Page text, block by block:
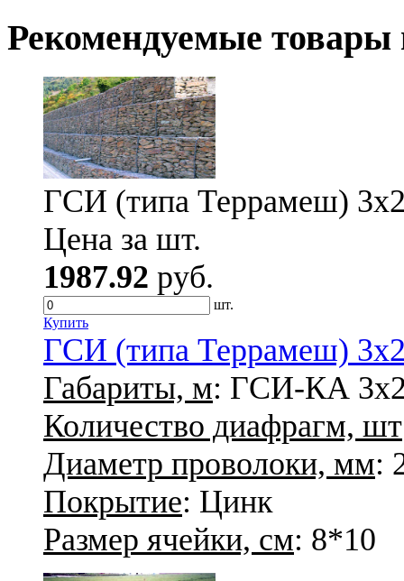
Рекомендуемые товары
ГСИ (типа Террамеш)
Цена за шт.
1987.92 руб.
шт.
Купить
ГСИ (типа Террамеш)
Габариты, м: ГСИ-КА
Количество диафрагм, шт
Диаметр проволоки, мм:
Покрытие: Цинк
Размер ячейки, см: 8*10